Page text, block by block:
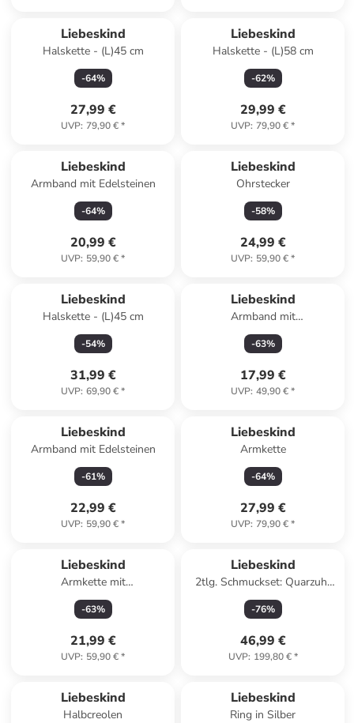
Liebeskind
Halskette - (L)45 cm
-64%
27,99 €
UVP: 79,90 €*
Liebeskind
Halskette - (L)58 cm
-62%
29,99 €
UVP: 79,90 €*
Liebeskind
Armband mit Edelsteinen
-64%
20,99 €
UVP: 59,90 €*
Liebeskind
Ohrstecker
-58%
24,99 €
UVP: 59,90 €*
Liebeskind
Halskette - (L)45 cm
-54%
31,99 €
UVP: 69,90 €*
Liebeskind
Armband mit
Schmuckelement
-63%
17,99 €
UVP: 49,90 €*
Liebeskind
Armband mit Edelsteinen
-61%
22,99 €
UVP: 59,90 €*
Liebeskind
Armkette
-64%
27,99 €
UVP: 79,90 €*
Liebeskind
Armkette mit
Schmuckelementen
-63%
21,99 €
UVP: 59,90 €*
Liebeskind
2tlg. Schmuckset: Quarzuhr
und Armkette
-76%
46,99 €
UVP: 199,80 €*
Liebeskind
Halbcreolen
Liebeskind
Ring in Silber